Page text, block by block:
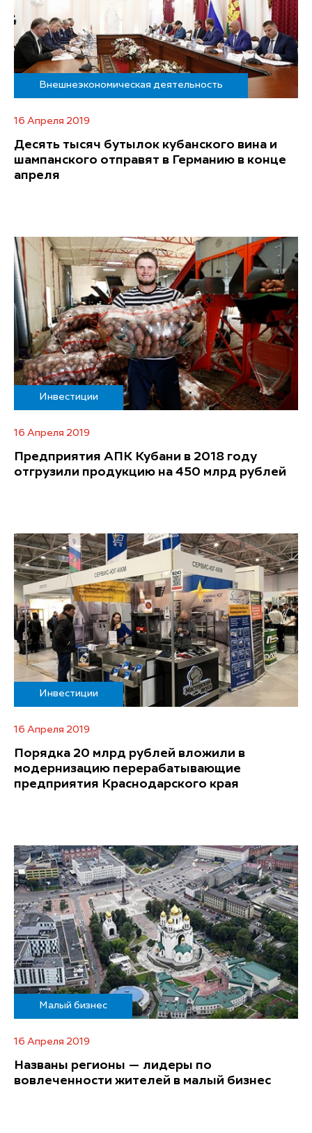
Внешнеэкономическая деятельность
16 Апреля 2019
Десять тысяч бутылок кубанского вина и
шампанского отправят в Германию в конце
апреля
Инвестиции
16 Апреля 2019
Предприятия АПК Кубани в 2018 году
отгрузили продукцию на 450 млрд рублей
Инвестиции
16 Апреля 2019
Порядка 20 млрд рублей вложили в
модернизацию перерабатывающие
предприятия Краснодарского края
Малый бизнес
16 Апреля 2019
Названы регионы — лидеры по
вовлеченности жителей в малый бизнес